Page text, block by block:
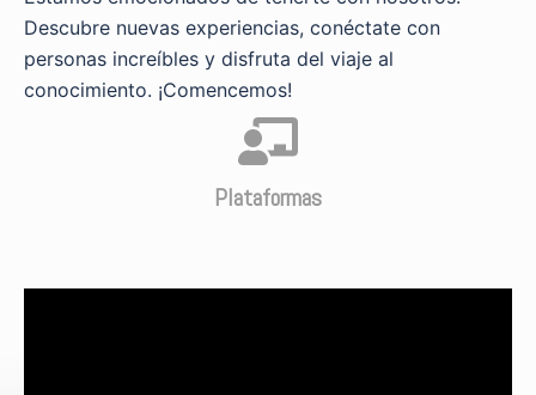
Descubre nuevas experiencias, conéctate con
personas increíbles y disfruta del viaje al
conocimiento. ¡Comencemos!
Plataformas